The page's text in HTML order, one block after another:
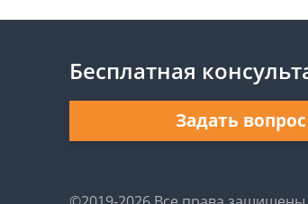
Бесплатная
Задать вопрос